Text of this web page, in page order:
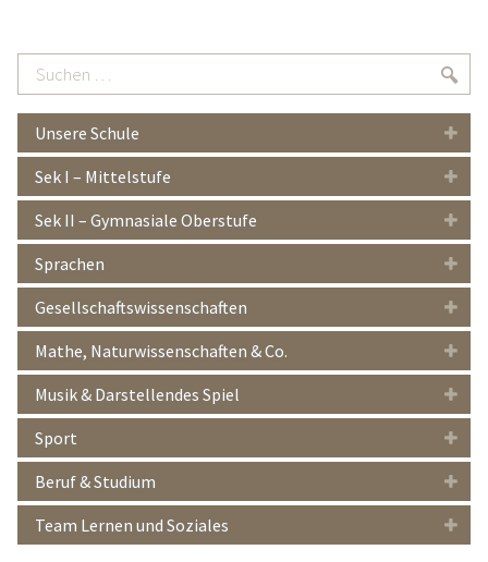
Suchen
…
Unsere Schule
Sek I – Mittelstufe
Sek II – Gymnasiale Oberstufe
Sprachen
Gesellschaftswissenschaften
Mathe, Naturwissenschaften & Co.
Musik & Darstellendes Spiel
Sport
Beruf & Studium
Team Lernen und Soziales